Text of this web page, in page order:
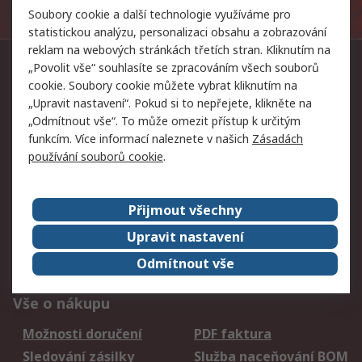
Zásadami ochrany osobních údajů.
Kontakt
234 749 737
info@rscomponents.cz
Sledujte nás
Přijímáme
Vše o nákupu
Možnosti doručení
PDF faktura
Sledování zásilky
Služba naceňování BOM
Soubory cookie a další technologie využíváme pro
statistickou analýzu, personalizaci obsahu a zobrazování
reklam na webových stránkách třetích stran. Kliknutím na
„Povolit vše“ souhlasíte se zpracováním všech souborů
cookie. Soubory cookie můžete vybrat kliknutím na
„Upravit nastavení“. Pokud si to nepřejete, klikněte na
„Odmítnout vše“. To může omezit přístup k určitým
funkcím. Více informací naleznete v našich Zásadách
používání souborů cookie.
Přijmout všechny
Upravit nastavení
Odmítnout vše